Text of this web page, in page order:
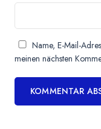
Name, E-Mail-
meinen nächsten